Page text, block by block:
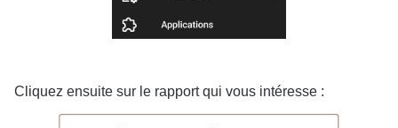
Cliquez ensuite sur le rapport qui vous intéresse :